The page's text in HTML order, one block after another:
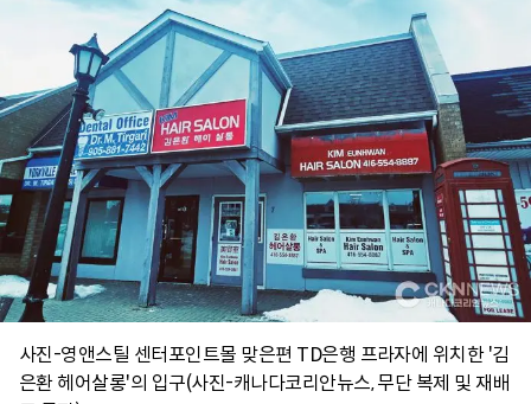
사진-영앤스틸 센터포인트몰 맞은편 TD은행 프라자에 위치한 '김
은환 헤어살롱'의 입구(사진-캐나다코리안뉴스, 무단 복제 및 재배